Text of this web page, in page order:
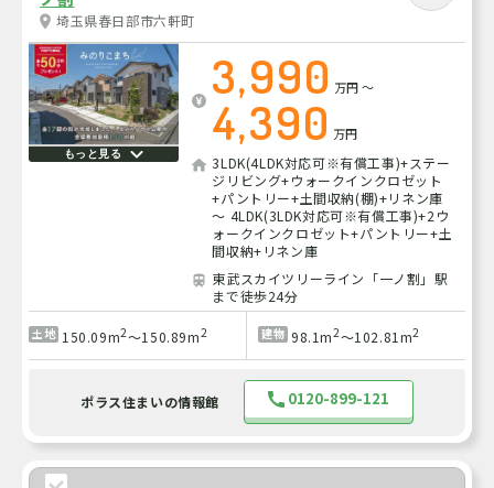
埼玉県春日部市六軒町
もっと見る
3,990 万円～
4,390 万円
3LDK(4LDK対応可※有償工事)+ステー
ジリビング+ウォークインクロゼット
+パントリー+土間収納(棚)+リネン庫
～ 4LDK(3LDK対応可※有償工事)+2ウ
ォークインクロゼット+パントリー+土
間収納+リネン庫
東武スカイツリーライン「一ノ割」駅
まで徒歩24分
土地 150.09m2～150.89m2 建物 98.1m2～102.81m2
ポラス住まいの情報館 0120-899-121